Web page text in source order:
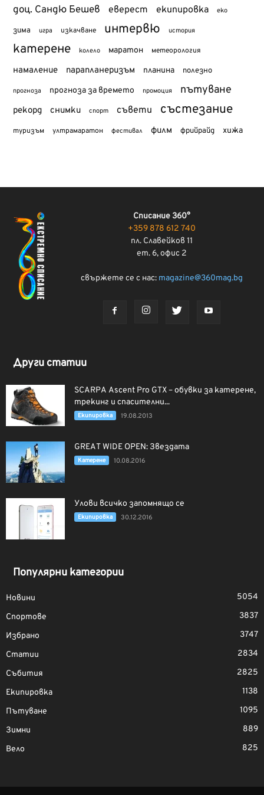
доц. Сандю Бешев еверест екипировка еко
зима игра изкачване интервю история
катерене колело маратон метеорология
намаление парапланеризъм планина полезно
прогноза прогноза за времето промоция пътуване
рекорд снимки спорт съвети състезание
туризъм ултрамаратон фестивал филм фрийрайд хижа
Списание 360°
+359 878 612 740
пл. Славейков 11
ет. 6, офис 2
свържете се с нас: magazine@360mag.bg
Други статии
SCARPA Ascent Pro GTX – обувки за катерене,
трекинг и спасителни...
Екипировка 19.08.2013
GREAT WIDE OPEN: Звездата
Катерене 10.08.2016
Улови всичко запомнящо се
Екипировка 30.12.2016
Популярни категории
Новини
5054
Спортове
3837
Избрано
3747
Статии
2834
Събития
2825
Екипировка
1138
Пътуване
1095
Зимни
889
Вело
825